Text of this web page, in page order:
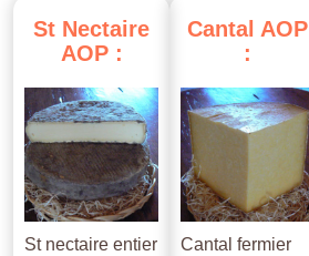
St Nectaire
AOP :
St nectaire entier
Cantal AOP
:
Cantal fermier